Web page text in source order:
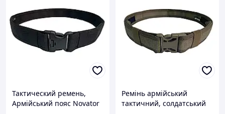
Тактический ремень,
Армійський пояс Novator
Ремінь армійський
тактичний, солдатський